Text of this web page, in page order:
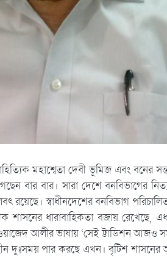
মহাশ্বেতা দেবী ভূমিজ এবং বনের
বার বার। সারা দেশে বনবিভাগের
রয়েছে। স্বাধীনদেশের বনবিভাগ
ধারাবাহিকতা বজায় রেখেছে,
আলীর ভাষায় ‘সেই ট্টাডিশন আজও
দুঃসময় পার করছে এখন। বৃটিশ